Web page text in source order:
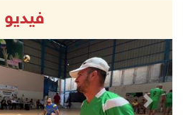
فيديو
Next